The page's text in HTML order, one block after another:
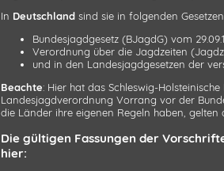
In Deutschland sind sie in folgenden
Bundesjagdgesetz (BJagdG) vom
Verordnung über die Jagdzeiten
und in den Landesjagdgesetzen der
Beachte: Hier hat das Schleswig-
Landesjagdverordnung Vorrang vor der
die Länder ihre eigenen Regeln haben, gelten
Die gültigen Fassungen der
hier: